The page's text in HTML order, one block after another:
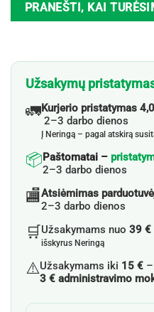
PRANEŠTI, KAI
Užsakymų
🚛Kurjerio pristatymas
2–3 darbo dienos
Į Neringą – pagal atskirą
📦Paštomatai –
2–3 darbo dienos
🏬Atsiėmimas
2–3 darbo dienos
🛒Užsakymams nuo 39 €
išskyrus Neringą
⚠️Užsakymams iki 15 €
3 € administravimo